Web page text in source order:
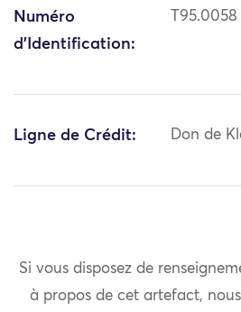
Numéro
d'Identification:
T95.0058
Ligne de Crédit: Don de
Si vous disposez de
à propos de cet artefact,